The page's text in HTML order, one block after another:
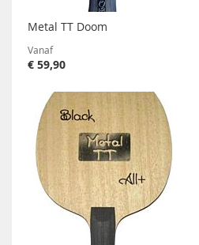
Metal TT Doom
Vanaf
€ 59,90